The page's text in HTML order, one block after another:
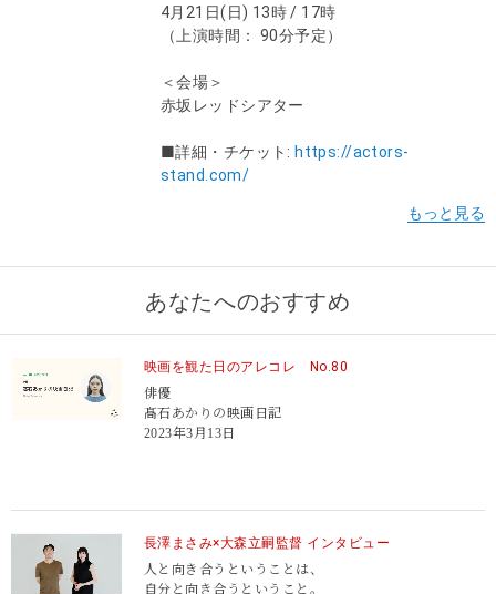
4月21日(日) 13時 / 17時
（上演時間： 90分予定）
＜会場＞
赤坂レッドシアター
■詳細・チケット: https://actors-
stand.com/
あなたへのおすすめ
映画を観た日のアレコレ No.80
俳優
髙石あかりの映画日記
2023年3月13日
長澤まさみ×大森立嗣監督 インタビュー
人と向き合うということは、
自分と向き合うということ。